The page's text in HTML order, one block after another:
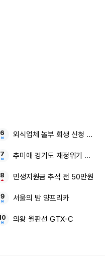
바라보면서 "딱 봐도 사이
외식업체 놀부 회생 신청 尹 전
추미애 경기도 재정위기 지방
민생지원금 추석 전 50만원
서울의 밤 양프리카
의왕 월판선 GTX-C